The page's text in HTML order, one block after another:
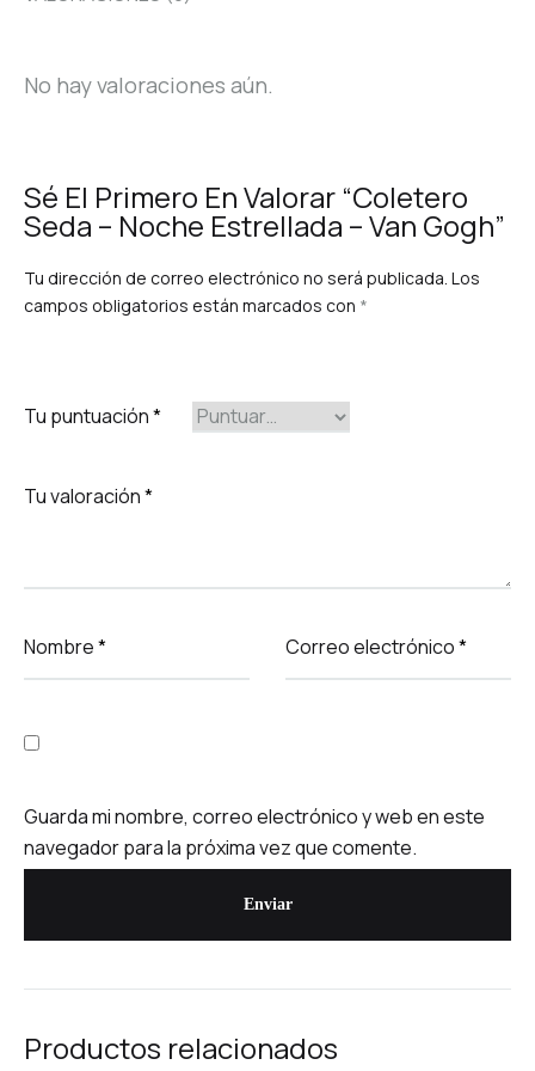
No hay valoraciones aún.
Sé El Primero En Valorar “Coletero
Seda – Noche Estrellada – Van Gogh”
Tu dirección de correo electrónico no será publicada. Los
campos obligatorios están marcados con *
Tu puntuación*
Tu valoración*
Nombre* Correo electrónico*
Guarda mi nombre, correo electrónico y web en este
navegador para la próxima vez que comente.
Productos relacionados